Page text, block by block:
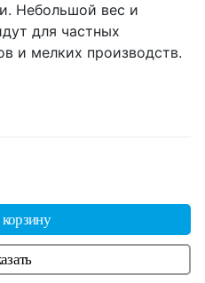
Небольшой вес и
для частных
и мелких производств.